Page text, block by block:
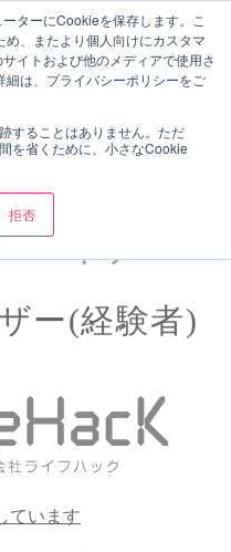
ターにCookieを保存します。こ
、またより個人向けにカスタマ
イトおよび他のメディアで使用さ
は、プライバシーポリシーをご
することはありません。ただ
を省くために、小さなCookie
拒否
ートナー
ー(経験者)
ています